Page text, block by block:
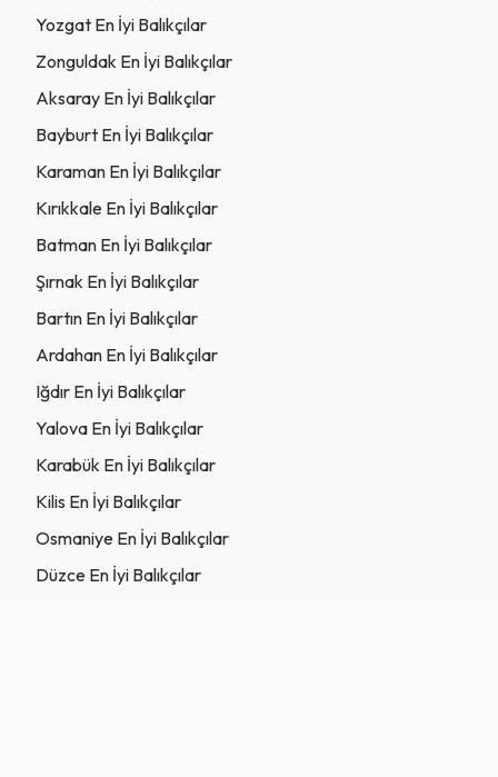
Yozgat En İyi Balıkçılar
Zonguldak En İyi Balıkçılar
Aksaray En İyi Balıkçılar
Bayburt En İyi Balıkçılar
Karaman En İyi Balıkçılar
Kırıkkale En İyi Balıkçılar
Batman En İyi Balıkçılar
Şırnak En İyi Balıkçılar
Bartın En İyi Balıkçılar
Ardahan En İyi Balıkçılar
Iğdır En İyi Balıkçılar
Yalova En İyi Balıkçılar
Karabük En İyi Balıkçılar
Kilis En İyi Balıkçılar
Osmaniye En İyi Balıkçılar
Düzce En İyi Balıkçılar